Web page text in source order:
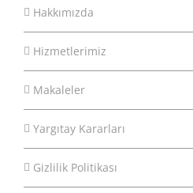
Hakkımızda
Hizmetlerimiz
Makaleler
Yargıtay Kararları
Gizlilik Politikası